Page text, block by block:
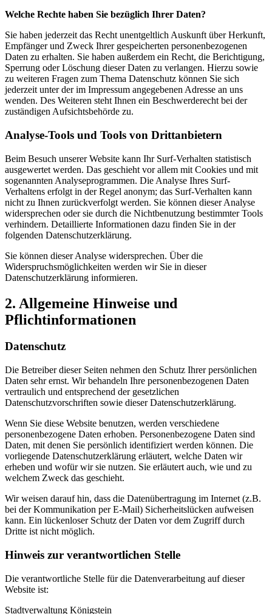
Welche Rechte haben Sie bezüglich Ihrer Daten?
Sie haben jederzeit das Recht unentgeltlich Auskunft über Herkunft,
Empfänger und Zweck Ihrer gespeicherten personenbezogenen
Daten zu erhalten. Sie haben außerdem ein Recht, die Berichtigung,
Sperrung oder Löschung dieser Daten zu verlangen. Hierzu sowie
zu weiteren Fragen zum Thema Datenschutz können Sie sich
jederzeit unter der im Impressum angegebenen Adresse an uns
wenden. Des Weiteren steht Ihnen ein Beschwerderecht bei der
zuständigen Aufsichtsbehörde zu.
Analyse-Tools und Tools von Drittanbietern
Beim Besuch unserer Website kann Ihr Surf-Verhalten statistisch
ausgewertet werden. Das geschieht vor allem mit Cookies und mit
sogenannten Analyseprogrammen. Die Analyse Ihres Surf-
Verhaltens erfolgt in der Regel anonym; das Surf-Verhalten kann
nicht zu Ihnen zurückverfolgt werden. Sie können dieser Analyse
widersprechen oder sie durch die Nichtbenutzung bestimmter Tools
verhindern. Detaillierte Informationen dazu finden Sie in der
folgenden Datenschutzerklärung.
Sie können dieser Analyse widersprechen. Über die
Widerspruchsmöglichkeiten werden wir Sie in dieser
Datenschutzerklärung informieren.
2. Allgemeine Hinweise und
Pflichtinformationen
Datenschutz
Die Betreiber dieser Seiten nehmen den Schutz Ihrer persönlichen
Daten sehr ernst. Wir behandeln Ihre personenbezogenen Daten
vertraulich und entsprechend der gesetzlichen
Datenschutzvorschriften sowie dieser Datenschutzerklärung.
Wenn Sie diese Website benutzen, werden verschiedene
personenbezogene Daten erhoben. Personenbezogene Daten sind
Daten, mit denen Sie persönlich identifiziert werden können. Die
vorliegende Datenschutzerklärung erläutert, welche Daten wir
erheben und wofür wir sie nutzen. Sie erläutert auch, wie und zu
welchem Zweck das geschieht.
Wir weisen darauf hin, dass die Datenübertragung im Internet (z.B.
bei der Kommunikation per E-Mail) Sicherheitslücken aufweisen
kann. Ein lückenloser Schutz der Daten vor dem Zugriff durch
Dritte ist nicht möglich.
Hinweis zur verantwortlichen Stelle
Die verantwortliche Stelle für die Datenverarbeitung auf dieser
Website ist:
Stadtverwaltung Königstein